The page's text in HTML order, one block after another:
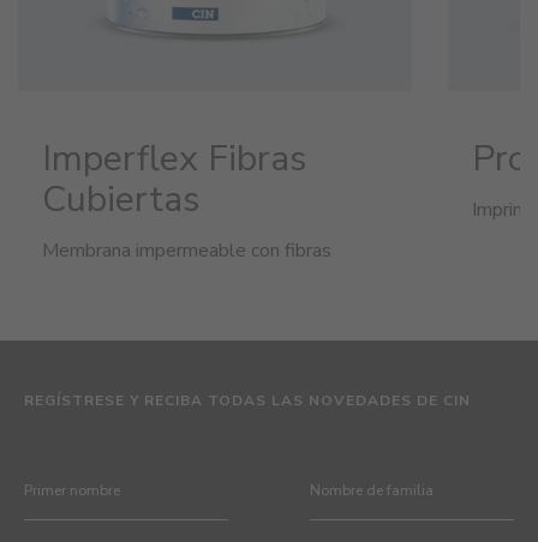
Imperflex Fibras
Cubiertas
Membrana impermeable con fibras
REGÍSTRESE Y RECIBA TODAS LAS NOVEDADES DE CIN